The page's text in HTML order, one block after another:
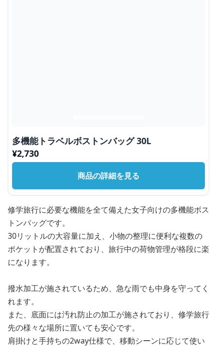
多機能トラベルボストンバッグ 30L
¥2,730
商品の詳細を見る
修学旅行に必要な機能を全て備えた女子向けの多機能ボス
トンバッグです。
30リットルの大容量に加え、小物の整理に便利な複数の
ポケットが配置されており、旅行中の荷物管理が格段に楽
になります。
撥水加工が施されているため、急な雨でも中身を守ってく
れます。
また、底面には汚れ防止の加工が施されており、修学旅行
先の様々な場所に置いても安心です。
肩掛けと手持ちの2way仕様で、移動シーンに応じて使い